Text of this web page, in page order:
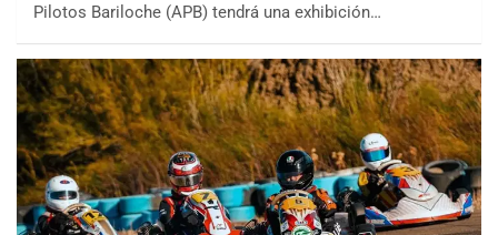
Pilotos Bariloche (APB) tendrá una exhibición…